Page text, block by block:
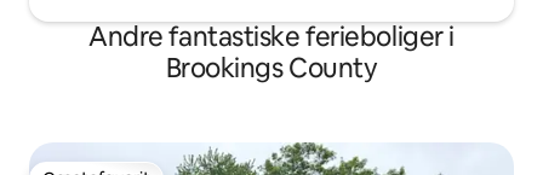
Andre fantastiske ferieboliger i
Brookings County